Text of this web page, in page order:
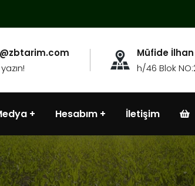
Müfide
h/46 Blok
Hesabım İletişim